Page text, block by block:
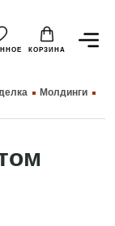
КОРЗИНА
Молдинги